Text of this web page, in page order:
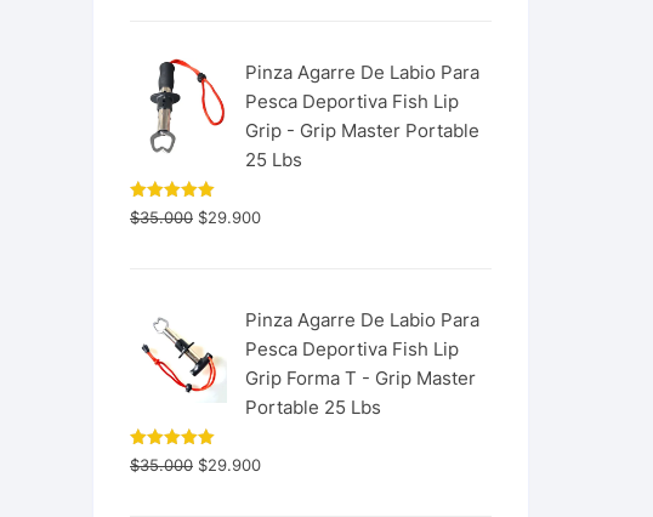
Pinza Agarre De Labio Para
Pesca Deportiva Fish Lip
Grip - Grip Master Portable
25 Lbs
Valorado
con 5.00
$35.000 $29.900
Pinza Agarre De Labio Para
Pesca Deportiva Fish Lip
Grip Forma T - Grip Master
Portable 25 Lbs
Valorado
con 5.00
$35.000 $29.900